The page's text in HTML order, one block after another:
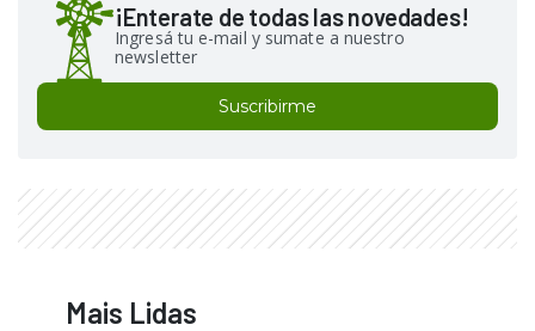
¡Enterate de todas las novedades!
Ingresá tu e-mail y sumate a nuestro
newsletter
Suscribirme
Mais Lidas